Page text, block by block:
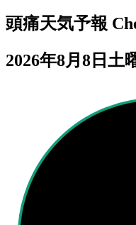
頭痛天気予報
2026年8月8日土